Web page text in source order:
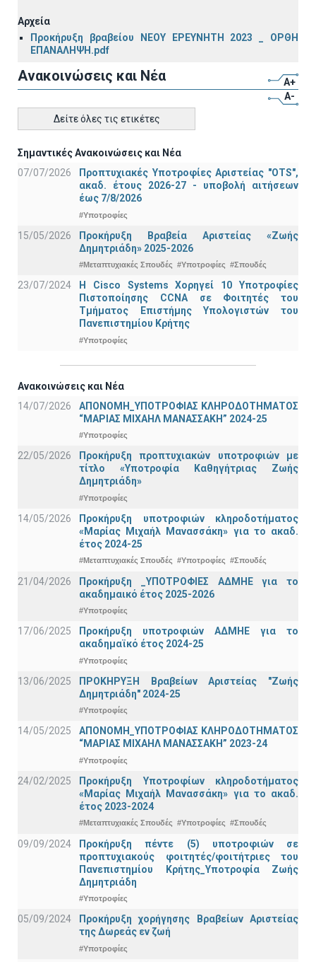
Αρχεία
Προκήρυξη βραβείου ΝΕΟΥ ΕΡΕΥΝΗΤΗ 2023 _ ΟΡΘΗ
ΕΠΑΝΑΛΗΨΗ.pdf
Ανακοινώσεις και Νέα
A+
A-
Δείτε όλες τις ετικέτες
Σημαντικές Ανακοινώσεις και Νέα
07/07/2026
Προπτυχιακές Υποτροφίες Αριστείας "OTS",
ακαδ. έτους 2026-27 - υποβολή αιτήσεων
έως 7/8/2026
#Υποτροφίες
15/05/2026
Προκήρυξη Βραβεία Αριστείας «Ζωής
Δημητριάδη» 2025-2026
#Μεταπτυχιακές Σπουδές #Υποτροφίες #Σπουδές
23/07/2024
Η Cisco Systems Χορηγεί 10 Υποτροφίες
Πιστοποίησης CCNA σε Φοιτητές του
Τμήματος Επιστήμης Υπολογιστών του
Πανεπιστημίου Κρήτης
#Υποτροφίες
Ανακοινώσεις και Νέα
14/07/2026
ΑΠΟΝΟΜΗ_ΥΠΟΤΡΟΦΙΑΣ ΚΛΗΡΟΔΟΤΗΜΑΤΟΣ
“ΜΑΡΙΑΣ ΜΙΧΑΗΛ ΜΑΝΑΣΣΑΚΗ” 2024-25
#Υποτροφίες
22/05/2026
Προκήρυξη προπτυχιακών υποτροφιών με
τίτλο «Υποτροφία Καθηγήτριας Ζωής
Δημητριάδη»
#Υποτροφίες
14/05/2026
Προκήρυξη υποτροφιών κληροδοτήματος
«Μαρίας Μιχαήλ Μανασσάκη» για το ακαδ.
έτος 2024-25
#Μεταπτυχιακές Σπουδές #Υποτροφίες #Σπουδές
21/04/2026
Προκήρυξη _ΥΠΟΤΡΟΦΙΕΣ ΑΔΜΗΕ για το
ακαδημαικό έτος 2025-2026
#Υποτροφίες
17/06/2025
Προκήρυξη υποτροφιών ΑΔΜΗΕ για το
ακαδημαϊκό έτος 2024-25
#Υποτροφίες
13/06/2025
ΠΡΟΚΗΡΥΞΗ Βραβείων Αριστείας "Ζωής
Δημητριάδη" 2024-25
#Υποτροφίες
14/05/2025
ΑΠΟΝΟΜΗ_ΥΠΟΤΡΟΦΙΑΣ ΚΛΗΡΟΔΟΤΗΜΑΤΟΣ
“ΜΑΡΙΑΣ ΜΙΧΑΗΛ ΜΑΝΑΣΣΑΚΗ” 2023-24
#Υποτροφίες
24/02/2025
Προκήρυξη Υποτροφίων κληροδοτήματος
«Μαρίας Μιχαήλ Μανασσάκη» για το ακαδ.
έτος 2023-2024
#Μεταπτυχιακές Σπουδές #Υποτροφίες #Σπουδές
09/09/2024
Προκήρυξη πέντε (5) υποτροφιών σε
προπτυχιακούς φοιτητές/φοιτήτριες του
Πανεπιστημίου Κρήτης_Υποτροφία Ζωής
Δημητριάδη
#Υποτροφίες
05/09/2024
Προκήρυξη χορήγησης Βραβείων Αριστείας
της Δωρεάς εν ζωή
#Υποτροφίες